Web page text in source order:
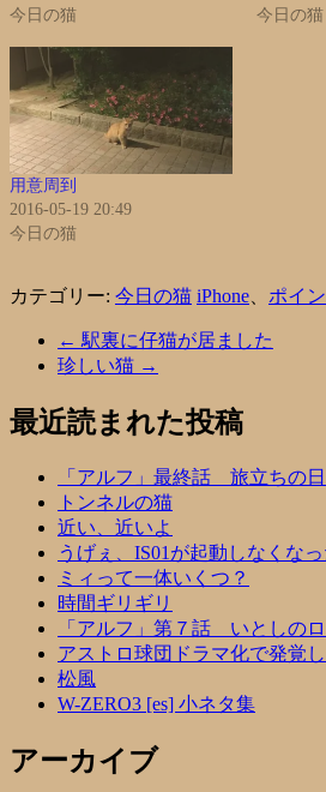
今日の猫
今日の猫
用意周到
2016-05-19 20:49
今日の猫
カテゴリー: 今日の猫 iPhone ポイ
← 駅裏に仔猫が居ました
珍しい猫 →
最近読まれた投稿
「アルフ」最終話 旅立ちの日
トンネルの猫
近い、近いよ
うげぇ、IS01が起動しなくなっ
ミィって一体いくつ？
時間ギリギリ
「アルフ」第７話 いとしの
アストロ球団ドラマ化で発覚
松風
W-ZERO3 [es] 小ネタ集
アーカイブ